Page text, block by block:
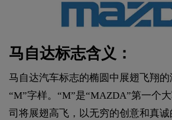
马自达标志含义：
马自达汽车标志的椭圆中展翅飞翔
“M”字样。“M”是“MAZDA”第一个
司将展翅高飞，以无穷的创意和真